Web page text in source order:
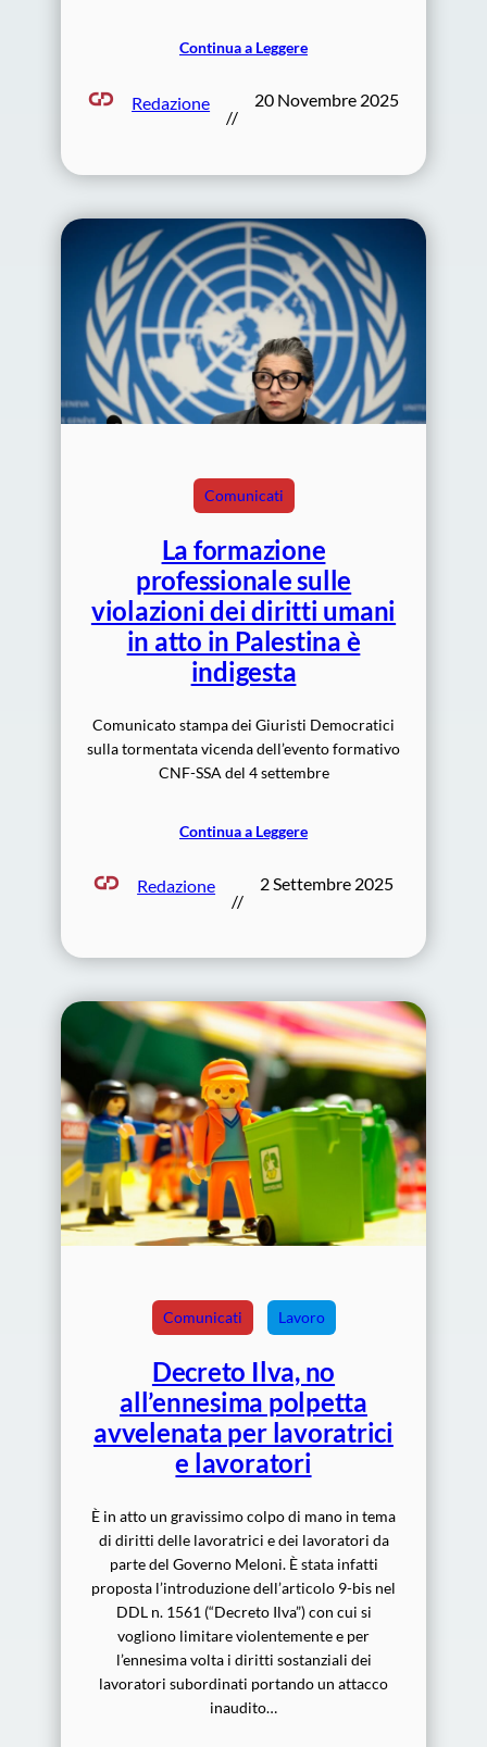
Continua a Leggere
Redazione
//
20 Novembre 2025
Comunicati
La formazione
professionale sulle
violazioni dei diritti umani
in atto in Palestina è
indigesta
Comunicato stampa dei Giuristi Democratici
sulla tormentata vicenda dell’evento formativo
CNF-SSA del 4 settembre
Continua a Leggere
Redazione
//
2 Settembre 2025
Comunicati Lavoro
Decreto Ilva, no
all’ennesima polpetta
avvelenata per lavoratrici
e lavoratori
È in atto un gravissimo colpo di mano in tema
di diritti delle lavoratrici e dei lavoratori da
parte del Governo Meloni. È stata infatti
proposta l’introduzione dell’articolo 9-bis nel
DDL n. 1561 (“Decreto Ilva”) con cui si
vogliono limitare violentemente e per
l’ennesima volta i diritti sostanziali dei
lavoratori subordinati portando un attacco
inaudito…